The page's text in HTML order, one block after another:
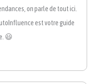
on parle de tout ici.
est votre guide
😃